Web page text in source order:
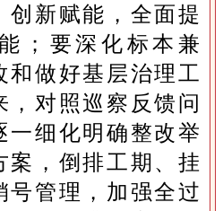
创新赋能，全面提
；要深化标本兼
和做好基层治理工
，对照巡察反馈问
一细化明确整改举
案，倒排工期、挂
号管理，加强全过